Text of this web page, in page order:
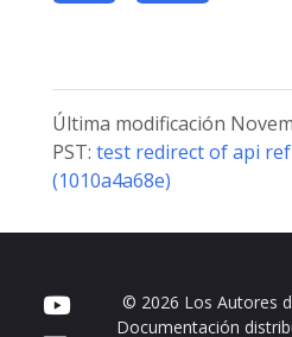
Última modificación
PST: test redirect of api
(1010a4a68e)
© 2026 Los Autores
Documentación